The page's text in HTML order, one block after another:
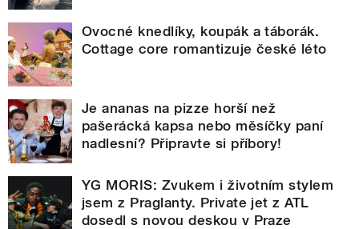
Ovocné knedlíky, koupák a táborák.
Cottage core romantizuje české léto
Je ananas na pizze horší než
pašerácká kapsa nebo měsíčky paní
nadlesní? Připravte si příbory!
YG MORIS: Zvukem i životním stylem
jsem z Praglanty. Private jet z ATL
dosedl s novou deskou v Praze